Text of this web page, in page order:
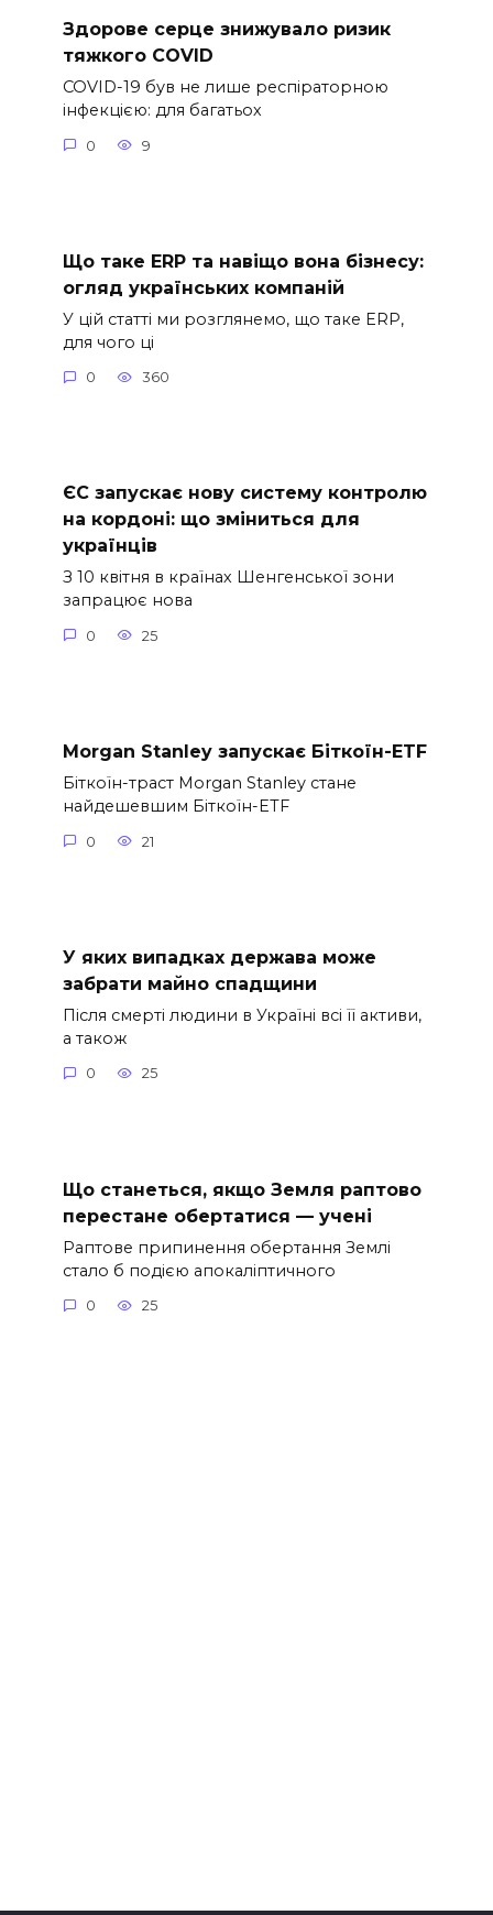
Здорове серце знижувало ризик
тяжкого COVID
COVID-19 був не лише респіраторною
інфекцією: для багатьох
0 9
Що таке ERP та навіщо вона бізнесу:
огляд українських компаній
У цій статті ми розглянемо, що таке ERP,
для чого ці
0 360
ЄС запускає нову систему контролю
на кордоні: що зміниться для
українців
З 10 квітня в країнах Шенгенської зони
запрацює нова
0 25
Morgan Stanley запускає Біткоїн-ETF
Біткоїн-траст Morgan Stanley стане
найдешевшим Біткоїн-ETF
0 21
У яких випадках держава може
забрати майно спадщини
Після смерті людини в Україні всі її активи,
а також
0 25
Що станеться, якщо Земля раптово
перестане обертатися — учені
Раптове припинення обертання Землі
стало б подією апокаліптичного
0 25